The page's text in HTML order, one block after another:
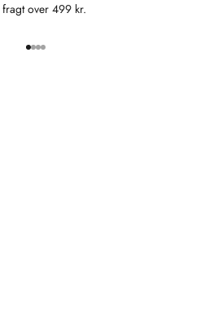
over 499 kr.
Gå til element 1
Gå til element 2
Gå til element 3
Gå til element 4